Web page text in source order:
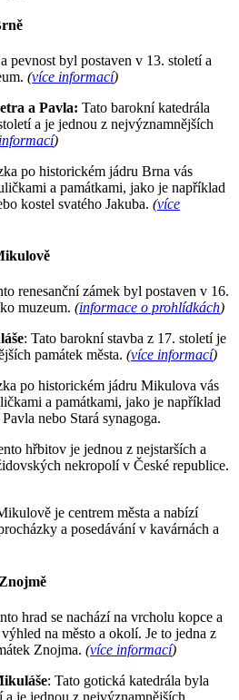
pevnost byl postaven v 13. století a
(více informací)
a Pavla: Tato barokní katedrála
a je jednou z nejvýznamnějších
)
po historickém jádru Brna vás
a památkami, jako je například
kostel svatého Jakuba. (více
renesanční zámek byl postaven v 16.
muzeum. (informace o prohlídkách)
: Tato barokní stavba z 17. století je
památek města. (více informací)
po historickém jádru Mikulova vás
a památkami, jako je například
nebo Stará synagoga.
hřbitov je jednou z nejstarších a
nekropolí v České republice.
je centrem města a nabízí
a posedávání v kavárnách a
hrad se nachází na vrcholu kopce a
na město a okolí. Je to jedna z
Znojma. (více informací)
: Tato gotická katedrála byla
a je jednou z nejvýznamnějších